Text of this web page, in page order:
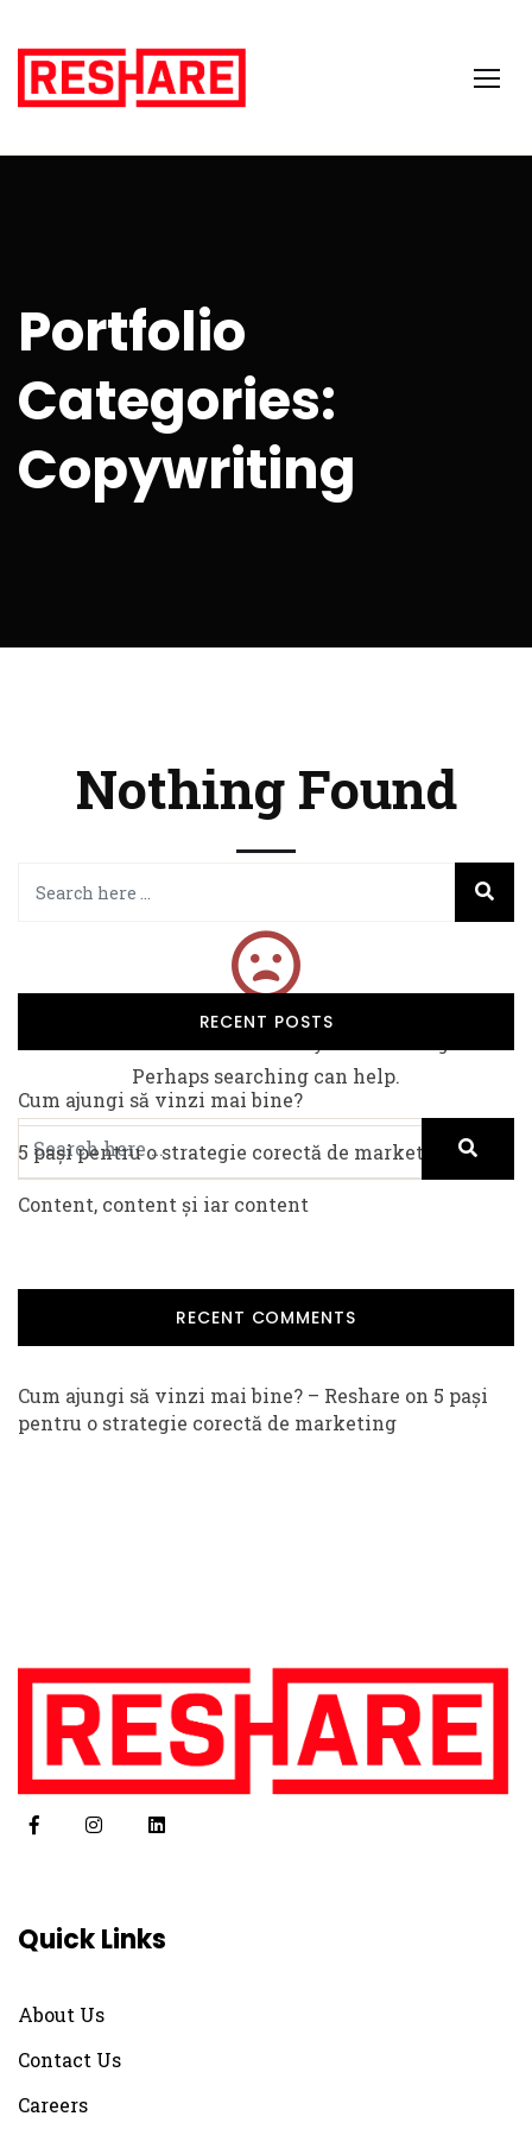
Portfolio
Categories:
Copywriting
Nothing Found
Perhaps searching can help.
RECENT POSTS
Cum ajungi să vinzi mai bine?
5 pași pentru o strategie corectă de marketing
Content, content și iar content
RECENT COMMENTS
Cum ajungi să vinzi mai bine? – Reshare on 5 pași
pentru o strategie corectă de marketing
Quick Links
About Us
Contact Us
Careers